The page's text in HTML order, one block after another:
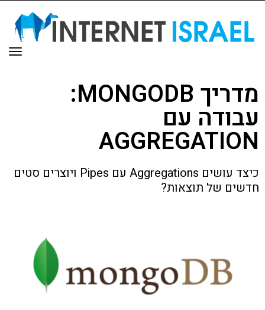
מדריך MONGODB:
עבודה עם
AGGREGATION
כיצד עושים Aggregations עם Pipes ויוצרים סטים
חדשים של תוצאות?